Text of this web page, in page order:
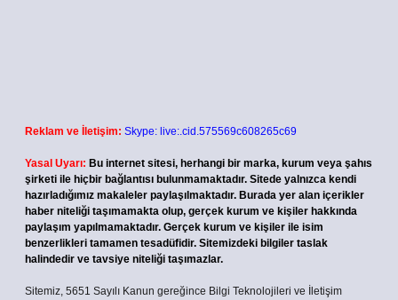
Reklam ve İletişim: Skype: live:.cid.575569c608265c69
Yasal Uyarı: Bu internet sitesi, herhangi bir marka, kurum veya şahıs
şirketi ile hiçbir bağlantısı bulunmamaktadır. Sitede yalnızca kendi
hazırladığımız makaleler paylaşılmaktadır. Burada yer alan içerikler
haber niteliği taşımamakta olup, gerçek kurum ve kişiler hakkında
paylaşım yapılmamaktadır. Gerçek kurum ve kişiler ile isim
benzerlikleri tamamen tesadüfidir. Sitemizdeki bilgiler taslak
halindedir ve tavsiye niteliği taşımazlar.
Sitemiz, 5651 Sayılı Kanun gereğince Bilgi Teknolojileri ve İletişim